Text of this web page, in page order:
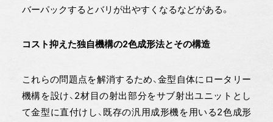
バーパックするとバリが出やすくなるなどがある。
コスト抑えた独自機構の2色成形法とその構造
これらの問題点を解消するため、金型自体にロータリー
機構を設け、2材目の射出部分をサブ射出ユニットとし
て金型に直付けし、既存の汎用成形機を用いる2色成形